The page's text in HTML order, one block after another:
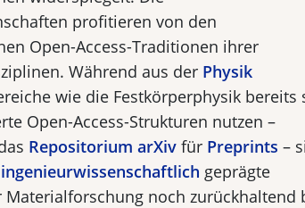
profitieren von den
Open-Access-Traditionen ihrer
Während aus der Physik
wie die Festkörperphysik bereits
Open-Access-Strukturen nutzen –
Repositorium arXiv für Preprints –
ingenieurwissenschaftlich geprägte
Materialforschung noch zurückhaltend